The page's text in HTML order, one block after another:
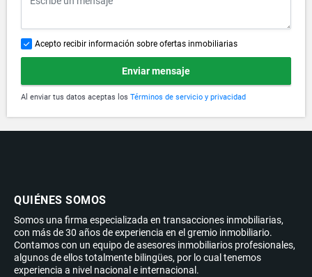
Acepto recibir información sobre ofertas inmobiliarias
Enviar mensaje
Al enviar tus datos aceptas los Términos de servicio y privacidad
QUIÉNES SOMOS
Somos una firma especializada en transacciones inmobiliarias,
con más de 30 años de experiencia en el gremio inmobiliario.
Contamos con un equipo de asesores inmobiliarios profesionales,
algunos de ellos totalmente bilingües, por lo cual tenemos
experiencia a nivel nacional e internacional.